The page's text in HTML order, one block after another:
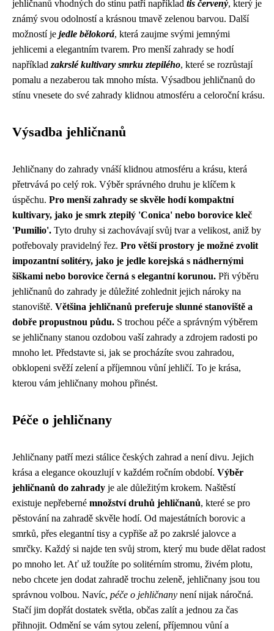
jehličnanů vhodných do stínu patří například tis červený, který je
známý svou odolností a krásnou tmavě zelenou barvou. Další
možností je jedle bělokorá, která zaujme svými jemnými
jehlicemi a elegantním tvarem. Pro menší zahrady se hodí
například zakrslé kultivary smrku ztepilého, které se rozrůstají
pomalu a nezaberou tak mnoho místa. Výsadbou jehličnanů do
stínu vnesete do své zahrady klidnou atmosféru a celoroční krásu.
Výsadba jehličnanů
Jehličnany do zahrady vnáší klidnou atmosféru a krásu, která
přetrvává po celý rok. Výběr správného druhu je klíčem k
úspěchu. Pro menší zahrady se skvěle hodí kompaktní
kultivary, jako je smrk ztepilý 'Conica' nebo borovice kleč
'Pumilio'. Tyto druhy si zachovávají svůj tvar a velikost, aniž by
potřebovaly pravidelný řez. Pro větší prostory je možné zvolit
impozantní solitéry, jako je jedle korejská s nádhernými
šiškami nebo borovice černá s elegantní korunou. Při výběru
jehličnanů do zahrady je důležité zohlednit jejich nároky na
stanoviště. Většina jehličnanů preferuje slunné stanoviště a
dobře propustnou půdu. S trochou péče a správným výběrem
se jehličnany stanou ozdobou vaší zahrady a zdrojem radosti po
mnoho let. Představte si, jak se procházíte svou zahradou,
obklopeni svěží zelení a příjemnou vůní jehličí. To je krása,
kterou vám jehličnany mohou přinést.
Péče o jehličnany
Jehličnany patří mezi stálice českých zahrad a není divu. Jejich
krása a elegance okouzlují v každém ročním období. Výběr
jehličnanů do zahrady je ale důležitým krokem. Naštěstí
existuje nepřeberné množství druhů jehličnanů, které se pro
pěstování na zahradě skvěle hodí. Od majestátních borovic a
smrků, přes elegantní tisy a cypřiše až po zakrslé jalovce a
smrčky. Každý si najde ten svůj strom, který mu bude dělat radost
po mnoho let. Ať už toužíte po solitérním stromu, živém plotu,
nebo chcete jen dodat zahradě trochu zeleně, jehličnany jsou tou
správnou volbou. Navíc, péče o jehličnany není nijak náročná.
Stačí jim dopřát dostatek světla, občas zalít a jednou za čas
přihnojit. Odmění se vám sytou zelení, příjemnou vůní a